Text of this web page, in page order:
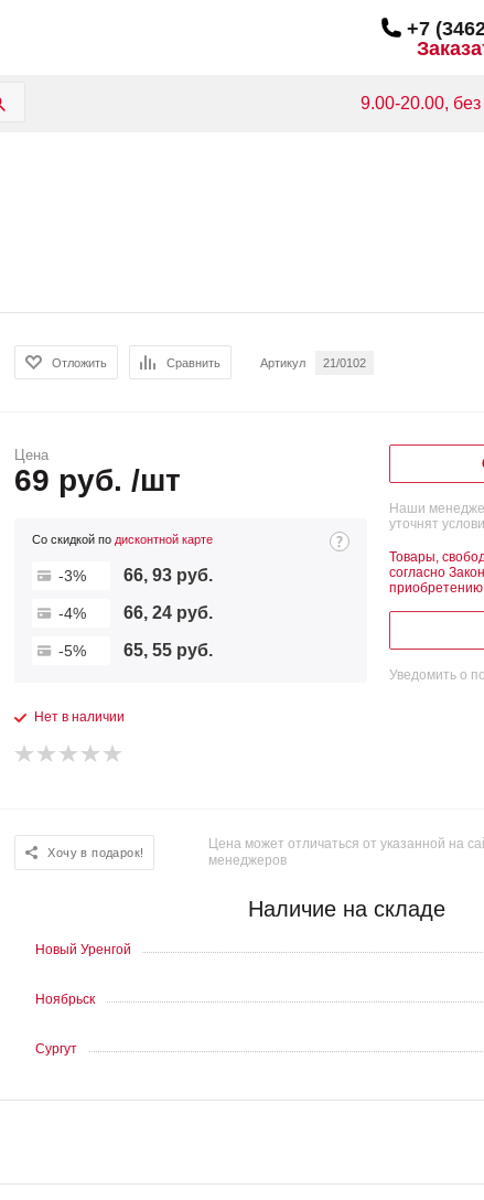
+7
9.00-20.00,
Отложить Сравнить Артикул 21/0102
Цена
69 руб. /шт
Со скидкой подисконтной карте
-3% 66, 93 руб.
-4% 66, 24 руб.
-5% 65, 55 руб.
Нет в наличии
Наши
уточнят
Товары,
согласно
Уведомить о
Хочу в подарок!
Цена может отличаться от указанной на
менеджеров
Наличие на складе
Новый Уренгой
Ноябрьск
Сургут